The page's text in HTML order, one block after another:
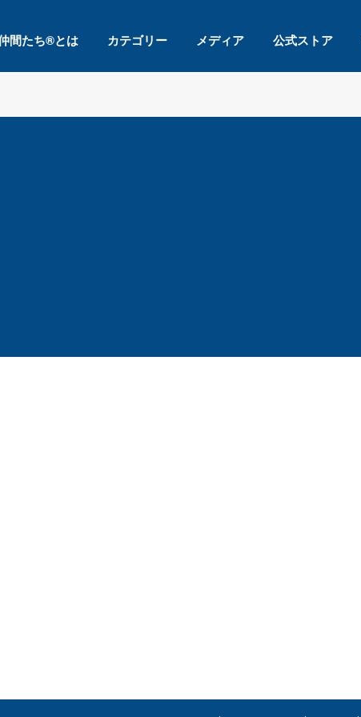
間たち®とは カテゴリー メディア 公式ストア